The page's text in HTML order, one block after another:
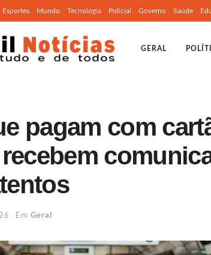
Esportes Mundo Tecnologia Policial Governo Saúde
GERAL
pagam com
Em Geral